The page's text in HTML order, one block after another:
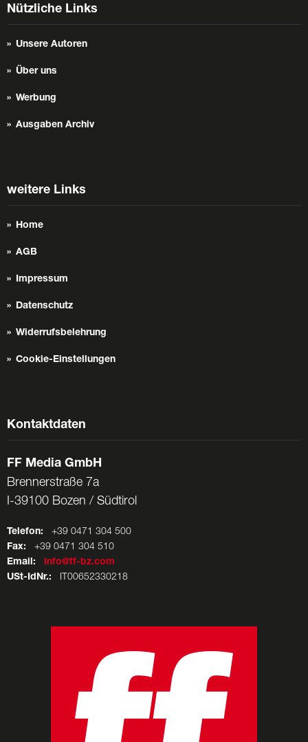
Nützliche Links
Unsere Autoren
Über uns
Werbung
Ausgaben Archiv
weitere Links
Home
AGB
Impressum
Datenschutz
Widerrufsbelehrung
Cookie-Einstellungen
Kontaktdaten
FF Media GmbH
Brennerstraße 7a
I-39100 Bozen / Südtirol
Telefon: +39 0471 304 500
Fax: +39 0471 304 510
Email:
info@ff-bz.com
USt-IdNr.: IT00652330218